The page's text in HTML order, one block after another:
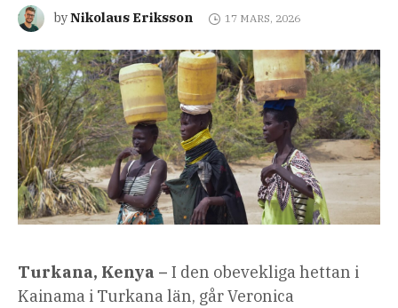
byNikolaus Eriksson 17 MARS, 2026
Turkana, Kenya – I den obevekliga hettan i
Kainama i Turkana län, går Veronica